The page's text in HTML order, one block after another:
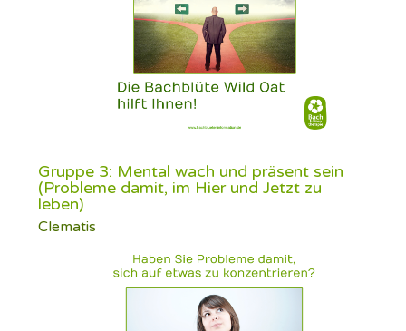
Gruppe 3: Mental wach und präsent sein
(Probleme damit, im Hier und Jetzt zu
leben)
Clematis